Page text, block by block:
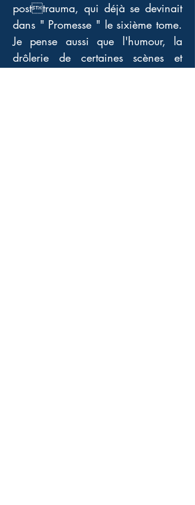
posttrauma, qui déjà se devinait
dans " Promesse " le sixième tome.
Je pense aussi que l'humour, la
drôlerie de certaines scènes et